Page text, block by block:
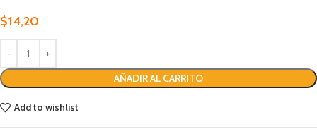
$14,20
AÑADIR AL CARRITO
Add to wishlist